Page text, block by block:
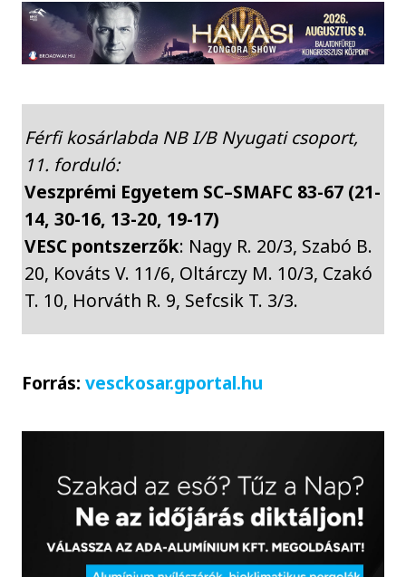
Férfi kosárlabda NB I/B Nyugati csoport,
11. forduló:
Veszprémi Egyetem SC–SMAFC 83-67 (21-
14, 30-16, 13-20, 19-17)
VESC pontszerzők: Nagy R. 20/3, Szabó B.
20, Kováts V. 11/6, Oltárczy M. 10/3, Czakó
T. 10, Horváth R. 9, Sefcsik T. 3/3.
Forrás:vesckosar.gportal.hu